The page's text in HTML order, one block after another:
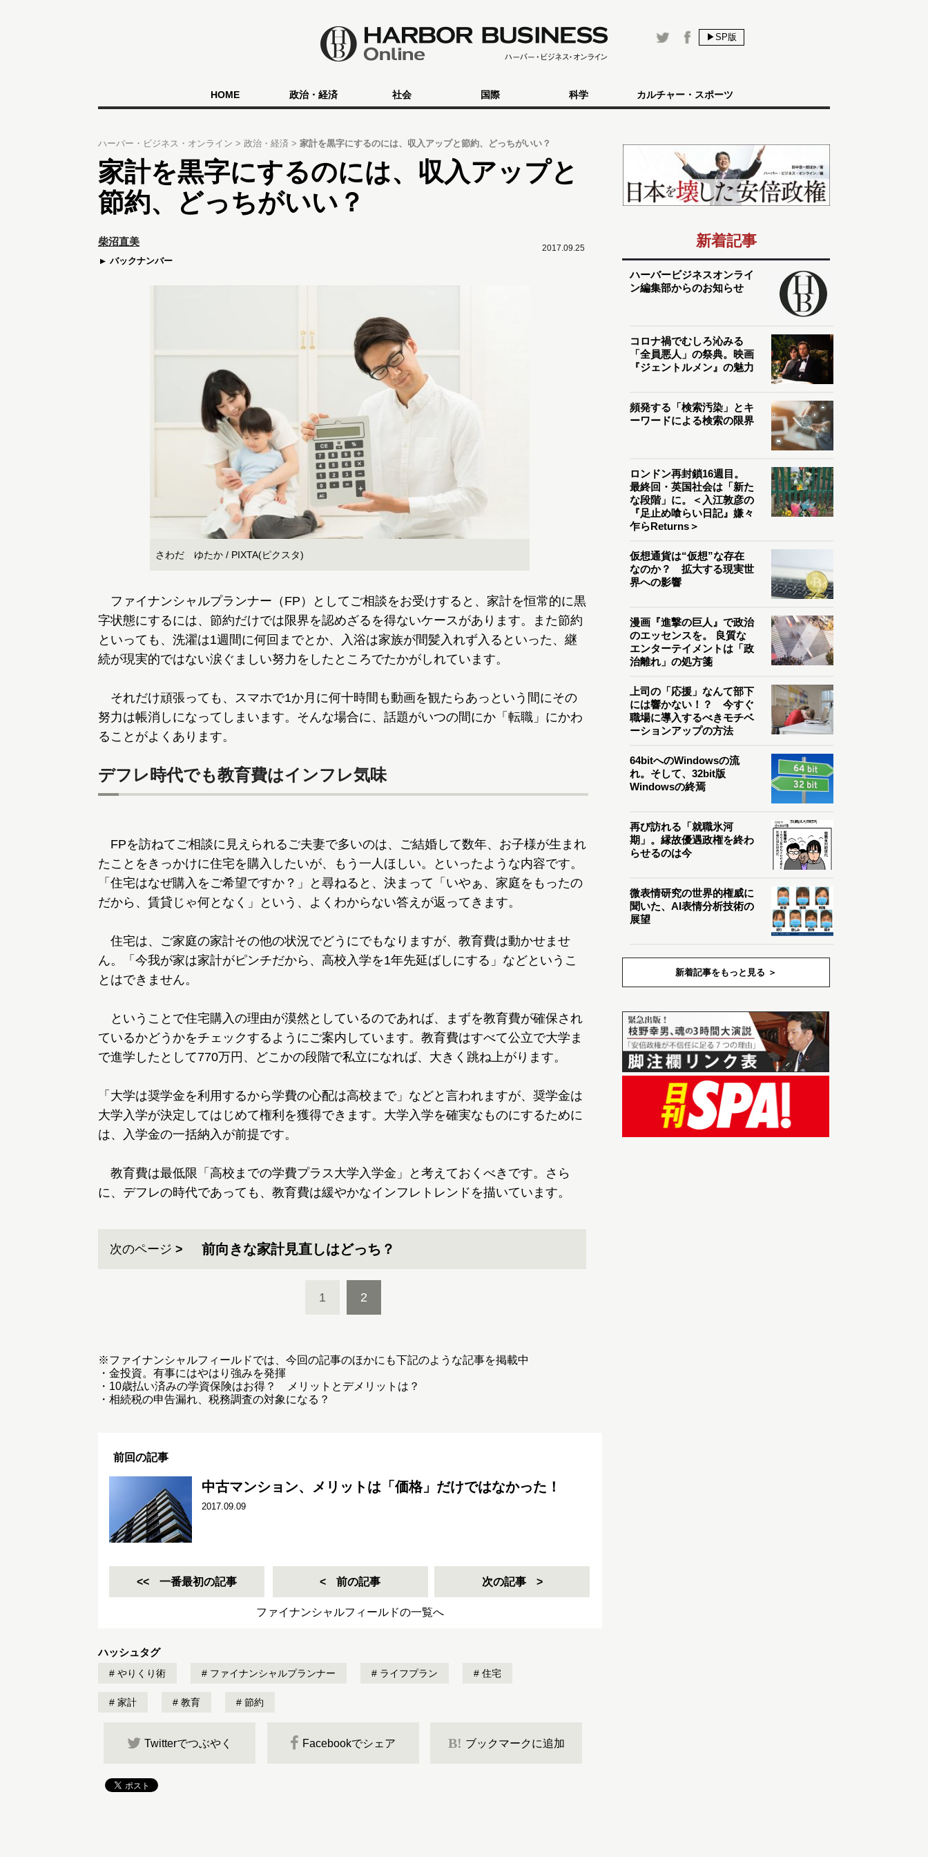
▶SP版
HOME 政治・経済 社会 国際 科学 カルチャー・スポーツ
ハーバー・ビジネス・オンライン 政治・経済 家計を黒字にするのには、収入アップと節約、どっちがいい？
家計を黒字にするのには、収入アップと
節約、どっちがいい？
2017.09.25
柴沼直美
バックナンバー
さわだ ゆたか / PIXTA(ピクスタ)
ファイナンシャルプランナー（FP）としてご相談をお受けすると、家計を恒常的に黒
字状態にするには、節約だけでは限界を認めざるを得ないケースがあります。また節約
といっても、洗濯は1週間に何回までとか、入浴は家族が間髪入れず入るといった、継
続が現実的ではない涙ぐましい努力をしたところでたかがしれています。
それだけ頑張っても、スマホで1か月に何十時間も動画を観たらあっという間にその
努力は帳消しになってしまいます。そんな場合に、話題がいつの間にか「転職」にかわ
ることがよくあります。
デフレ時代でも教育費はインフレ気味
FPを訪ねてご相談に見えられるご夫妻で多いのは、ご結婚して数年、お子様が生まれ
たことをきっかけに住宅を購入したいが、もう一人ほしい。といったような内容です。
「住宅はなぜ購入をご希望ですか？」と尋ねると、決まって「いやぁ、家庭をもったの
だから、賃貸じゃ何となく」という、よくわからない答えが返ってきます。
住宅は、ご家庭の家計その他の状況でどうにでもなりますが、教育費は動かせませ
ん。「今我が家は家計がピンチだから、高校入学を1年先延ばしにする」などというこ
とはできません。
ということで住宅購入の理由が漠然としているのであれば、まずを教育費が確保され
ているかどうかをチェックするようにご案内しています。教育費はすべて公立で大学ま
で進学したとして770万円、どこかの段階で私立になれば、大きく跳ね上がります。
「大学は奨学金を利用するから学費の心配は高校まで」などと言われますが、奨学金は
大学入学が決定してはじめて権利を獲得できます。大学入学を確実なものにするために
は、入学金の一括納入が前提です。
教育費は最低限「高校までの学費プラス大学入学金」と考えておくべきです。さら
に、デフレの時代であっても、教育費は緩やかなインフレトレンドを描いています。
次のページ 前向きな家計見直しはどっち？
1 2
※ファイナンシャルフィールドでは、今回の記事のほかにも下記のような記事を掲載中
・ 金投資。有事にはやはり強みを発揮
・ 10歳払い済みの学資保険はお得？ メリットとデメリットは？
・ 相続税の申告漏れ、税務調査の対象になる？
前回の記事
中古マンション、メリットは「価格」だけではなかった！
2017.09.09
一番最初の記事 前の記事 次の記事
ファイナンシャルフィールドの一覧へ
ハッシュタグ
やりくり術 ファイナンシャルプランナー ライフプラン 住宅
家計 教育 節約
Twitterでつぶやく Facebookでシェア B! ブックマークに追加
新着記事
ハーバービジネスオンライ
ン編集部からのお知らせ
コロナ禍でむしろ沁みる
「全員悪人」の祭典。映画
『ジェントルメン』の魅力
頻発する「検索汚染」とキ
ーワードによる検索の限界
ロンドン再封鎖16週目。
最終回・英国社会は「新た
な段階」に。＜入江敦彦の
『足止め喰らい日記』嫌々
乍らReturns＞
仮想通貨は“仮想”な存在
なのか？ 拡大する現実世
界への影響
漫画『進撃の巨人』で政治
のエッセンスを。 良質な
エンターテイメントは「政
治離れ」の処方箋
上司の「応援」なんて部下
には響かない！？ 今すぐ
職場に導入するべきモチベ
ーションアップの方法
64bitへのWindowsの流
れ。そして、32bit版
Windowsの終焉
再び訪れる「就職氷河
期」。縁故優遇政権を終わ
らせるのは今
微表情研究の世界的権威に
聞いた、AI表情分析技術の
展望
新着記事をもっと見る